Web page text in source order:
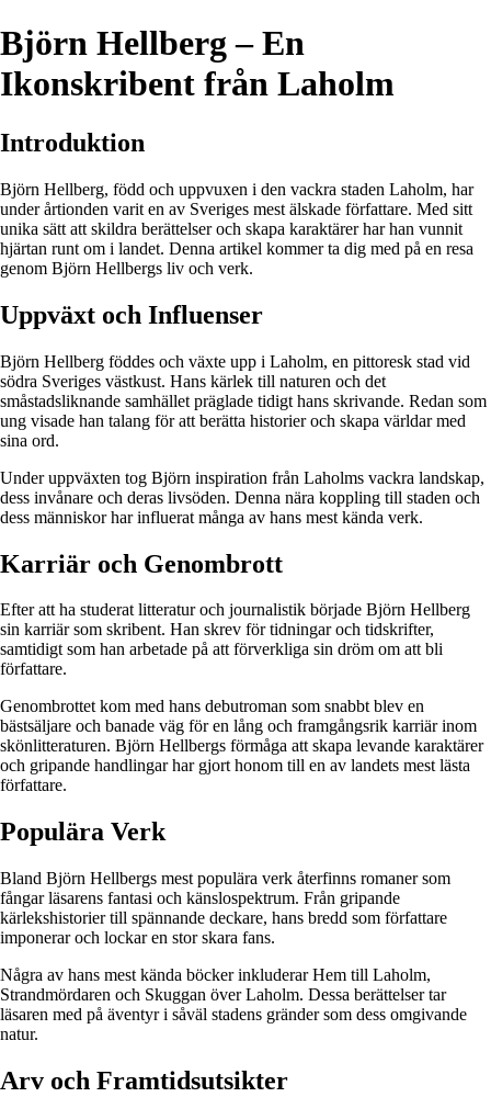
Björn Hellberg – En
Ikonskribent från Laholm
Introduktion
Björn Hellberg, född och uppvuxen i den vackra staden Laholm, har
under årtionden varit en av Sveriges mest älskade författare. Med sitt
unika sätt att skildra berättelser och skapa karaktärer har han vunnit
hjärtan runt om i landet. Denna artikel kommer ta dig med på en resa
genom Björn Hellbergs liv och verk.
Uppväxt och Influenser
Björn Hellberg föddes och växte upp i Laholm, en pittoresk stad vid
södra Sveriges västkust. Hans kärlek till naturen och det
småstadsliknande samhället präglade tidigt hans skrivande. Redan som
ung visade han talang för att berätta historier och skapa världar med
sina ord.
Under uppväxten tog Björn inspiration från Laholms vackra landskap,
dess invånare och deras livsöden. Denna nära koppling till staden och
dess människor har influerat många av hans mest kända verk.
Karriär och Genombrott
Efter att ha studerat litteratur och journalistik började Björn Hellberg
sin karriär som skribent. Han skrev för tidningar och tidskrifter,
samtidigt som han arbetade på att förverkliga sin dröm om att bli
författare.
Genombrottet kom med hans debutroman som snabbt blev en
bästsäljare och banade väg för en lång och framgångsrik karriär inom
skönlitteraturen. Björn Hellbergs förmåga att skapa levande karaktärer
och gripande handlingar har gjort honom till en av landets mest lästa
författare.
Populära Verk
Bland Björn Hellbergs mest populära verk återfinns romaner som
fångar läsarens fantasi och känslospektrum. Från gripande
kärlekshistorier till spännande deckare, hans bredd som författare
imponerar och lockar en stor skara fans.
Några av hans mest kända böcker inkluderar Hem till Laholm,
Strandmördaren och Skuggan över Laholm. Dessa berättelser tar
läsaren med på äventyr i såväl stadens gränder som dess omgivande
natur.
Arv och Framtidsutsikter